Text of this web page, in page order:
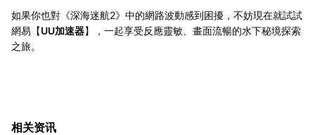
如果你也對《深海迷航2》中的網路波動感到困擾，不妨現在就試試
網易【UU加速器】，一起享受反應靈敏、畫面流暢的水下秘境探索
之旅。
相关资讯